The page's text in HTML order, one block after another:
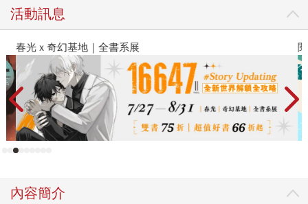
活動訊息
春光ｘ奇幻基地｜全書系展
內容簡介